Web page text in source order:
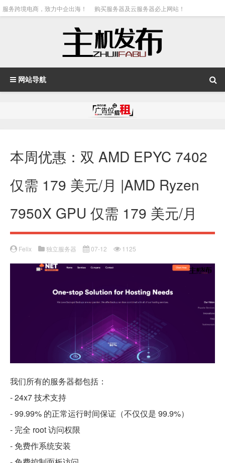
服务跨境电商，致力中企出海！ 购买服务器及云服务器必上网站！
网站导航
本周优惠：双 AMD EPYC 7402
仅需 179 美元/月 |AMD Ryzen
7950X GPU 仅需 179 美元/月
Felix 独立服务器 07-12 1125
我们所有的服务器都包括：
- 24x7 技术支持
- 99.99% 的正常运行时间保证（不仅仅是 99.9%）
- 完全 root 访问权限
- 免费作系统安装